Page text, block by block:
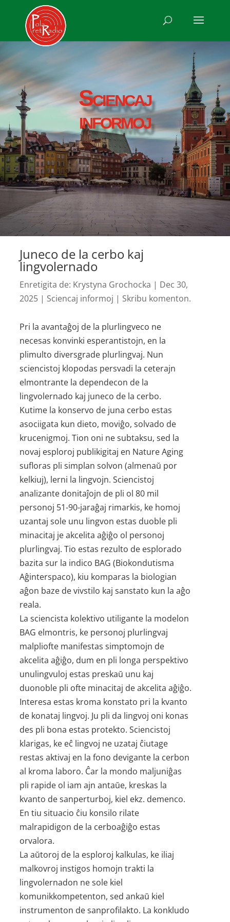
Sciencaj
informoj
Juneco de la cerbo kaj
lingvolernado
Enretigita de: Krystyna Grochocka | Dec 30,
2025 | Sciencaj informoj | Skribu komenton.
Pri la avantaĝoj de la plurlingveco ne
necesas konvinki esperantistojn, en la
plimulto diversgrade plurlingvaj. Nun
sciencistoj klopodas persvadi la ceterajn
elmontrante la dependecon de la
lingvolernado kaj juneco de la cerbo.
Kutime la konservo de juna cerbo estas
asociigata kun dieto, moviĝo, solvado de
krucenigmoj. Tion oni ne subtaksu, sed la
novaj esploroj publikigitaj en Nature Aging
sufloras pli simplan solvon (almenaŭ por
kelkiuj), lerni la lingvojn. Sciencistoj
analizante donitaĵojn de pli ol 80 mil
personoj 51-90-jaraĝaj rimarkis, ke homoj
uzantaj sole unu lingvon estas duoble pli
minacitaj je akcelita aĝiĝo ol personoj
plurlingvaj. Tio estas rezulto de esplorado
bazita sur la indico BAG (Biokondutisma
Aĝinterspaco), kiu komparas la biologian
aĝon baze de vivstilo kaj sanstato kun la aĝo
reala.
La sciencista kolektivo utiligante la modelon
BAG elmontris, ke personoj plurlingvaj
malpliofte manifestas simptomojn de
akcelita aĝiĝo, dum en pli longa perspektivo
unulingvuloj estas preskaŭ unu kaj
duonoble pli ofte minacitaj de akcelita aĝiĝo.
Interesa estas kroma konstato pri la kvanto
de konataj lingvoj. Ju pli da lingvoj oni konas
des pli bona estas protekto. Sciencistoj
klarigas, ke eĉ lingvoj ne uzataj ĉiutage
restas aktivaj en la fono devigante la cerbon
al kroma laboro. Ĉar la mondo maljuniĝas
pli rapide ol iam ajn antaŭe, kreskas la
kvanto de sanperturboj, kiel ekz. demenco.
En tiu situacio ĉiu konsilo rilate
malrapidigon de la cerboaĝiĝo estas
orvalora.
La aŭtoroj de la esploroj kalkulas, ke iliaj
malkovroj instigos homojn trakti la
lingvolernadon ne sole kiel
komunikkompetenton, sed ankaŭ kiel
instrumenton de sanprofilakto. La konkludo